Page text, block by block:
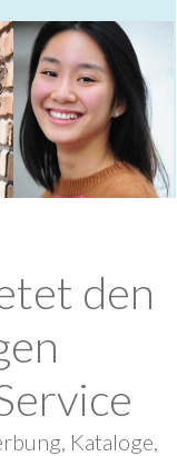
den
Kataloge,